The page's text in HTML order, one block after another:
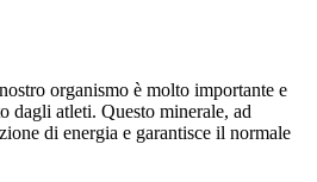
organismo è molto importante e
dagli atleti. Questo minerale, ad
di energia e garantisce il normale